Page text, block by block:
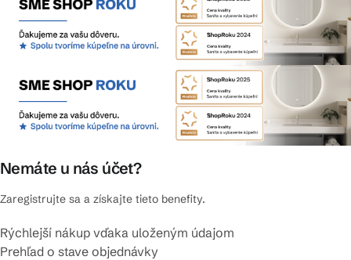
Nemáte u nás účet?
Zaregistrujte sa a získajte tieto benefity.
Rýchlejší nákup vďaka uloženým údajom
Prehľad o stave objednávky